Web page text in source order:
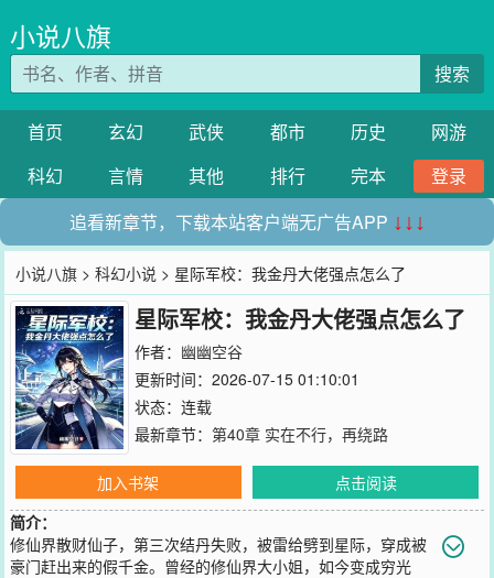
小说八旗
搜索
首页 玄幻 武侠 都市 历史
网游
科幻
言情 其他 排行 完本
登录
追看新章节，下载本站客户端无广告APP ↓↓↓
小说八旗 >科幻小说 > 星际军校：我金丹大佬强点怎么了
星际军校：我金丹大佬强点怎么了
作者： 幽幽空谷
更新时间：2026-07-15 01:10:01
状态：连载
最新章节： 第40章 实在不行，再绕路
加入书架
点击阅读
简介：
修仙界散财仙子，第三次结丹失败，被雷给劈到星际，穿成被
豪门赶出来的假千金。曾经的修仙界大小姐，如今变成穷光